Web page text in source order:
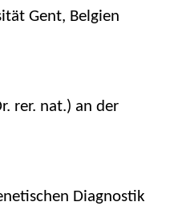
Gent, Belgien
rer. nat.) an der
Diagnostik